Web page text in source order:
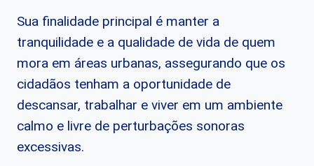
Sua finalidade principal é manter a
tranquilidade e a qualidade de vida de quem
mora em áreas urbanas, assegurando que os
cidadãos tenham a oportunidade de
descansar, trabalhar e viver em um ambiente
calmo e livre de perturbações sonoras
excessivas.